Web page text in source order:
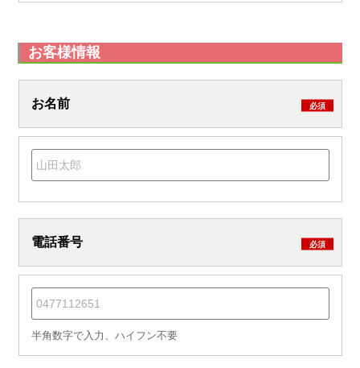
お客様情報
お名前 必須
電話番号 必須
半角数字で入力、ハイフン不要